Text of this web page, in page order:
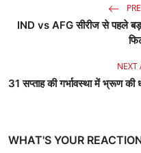
IND vs AFG सीरीज से पहले बड़ा
NEXT
31 सप्ताह की गर्भावस्था में भ्रूण
WHAT'S YOUR